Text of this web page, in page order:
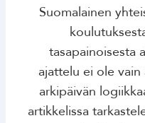
Suomalainen
tasapainoisesta
ajattelu ei ole
arkipäivän
artikkelissa